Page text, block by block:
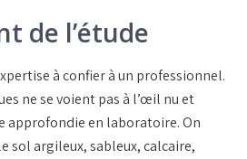
de l’étude
à confier à un professionnel.
ne se voient pas à l’œil nu et
approfondie en laboratoire. On
sol argileux, sableux, calcaire,